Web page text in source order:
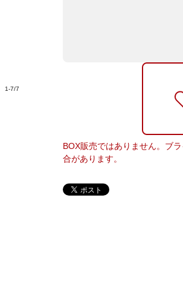
1-7/7
BOX販売ではありません。ブ
合があります。